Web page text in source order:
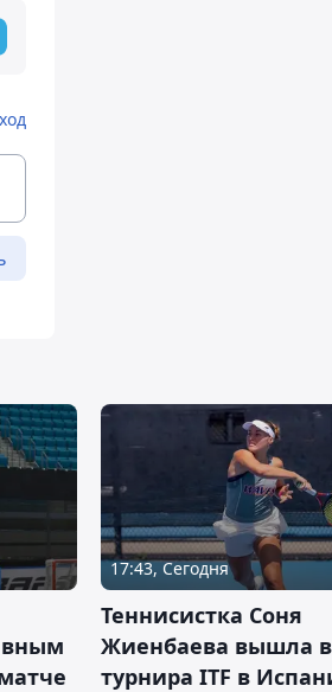
17:43, Сегодня
Теннисистка Соня
Жиенбаева вышла
турнира ITF в